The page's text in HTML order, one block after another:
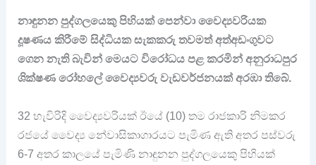
නාඳුනන පුද්ගලයෙකු පිහියක් පෙන්වා වෛද්‍යවරියක
දූෂණය කිරීමේ සිද්ධියක සැකකරු තවමත් අත්අඩංගුවට
ගෙන නැති බැවින් මෙයට විරෝධය පළ කරමින් අනුරාධපුර
ශික්ෂණ රෝහලේ වෛද්‍යවරු වැඩවර්ජනයක් අරඹා තිබේ.
32 හැවිරිදි වෛද්‍යවරියක් ඊයේ (10) තම රාජකාරි නිමකර
රජයේ වෛද්‍ය නේවාසිකාගාරයට පැමිණ ඇති අතර පස්වරු
6-7 අතර කාලයේ පැමිණි නාඳුනන පුද්ගලයෙකු පිහියක්